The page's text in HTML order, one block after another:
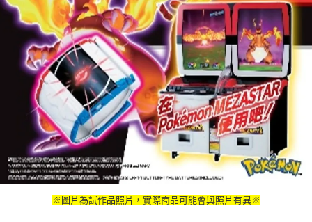
※圖片為試作品照片，實際商品可能會與照片有異※